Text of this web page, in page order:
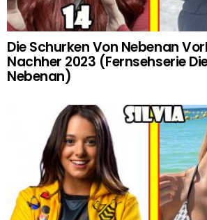
Die Schurken Von Nebenan
Nachher 2023 (Fernsehserie
Nebenan)